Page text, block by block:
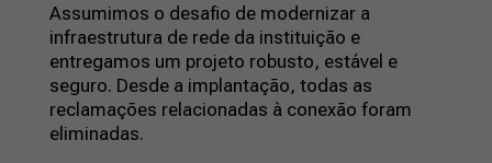
Assumimos o desafio de modernizar a
infraestrutura de rede da instituição e
entregamos um projeto robusto, estável e
seguro. Desde a implantação, todas as
reclamações relacionadas à conexão foram
eliminadas.